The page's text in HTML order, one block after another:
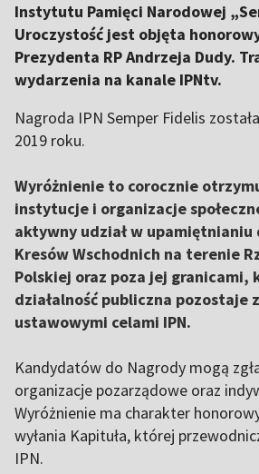
Instytutu Pamięci Narodowej
Uroczystość jest objęta
Prezydenta RP Andrzeja Dudy.
wydarzenia na kanale IPNtv.
Nagroda IPN Semper Fidelis
2019 roku.
Wyróżnienie to corocznie
instytucje i organizacje
aktywny udział w
Kresów Wschodnich na terenie
Polskiej oraz poza jej granicami,
działalność publiczna pozostaje
ustawowymi celami IPN.
Kandydatów do Nagrody mogą
organizacje pozarządowe oraz
Wyróżnienie ma charakter
wyłania Kapituła, której
IPN.